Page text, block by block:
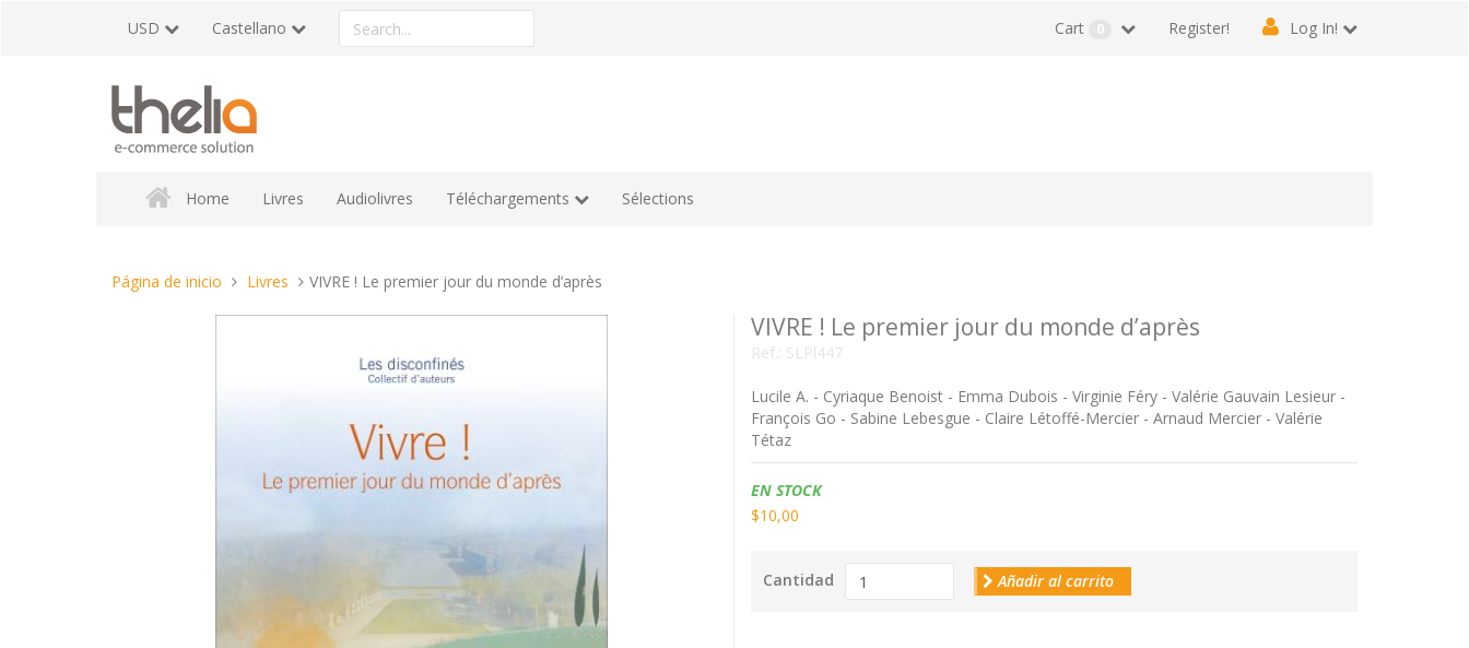
USD Castellano
Search
a
Register! Log In!
Cart 0
Home Livres Audiolivres Téléchargements Sélections
Estas
Página de inicio Livres VIVRE ! Le premier jour du monde d’après
VIVRE ! Le premier jour du monde d’après
Ref.: SLPl447
Lucile A. - Cyriaque Benoist - Emma Dubois - Virginie Féry - Valérie Gauvain Lesieur -
François Go - Sabine Lebesgue - Claire Létoffé-Mercier - Arnaud Mercier - Valérie
Tétaz
Disponibilidad:
EN STOCK
$10,00
Cantidad Añadir al carrito